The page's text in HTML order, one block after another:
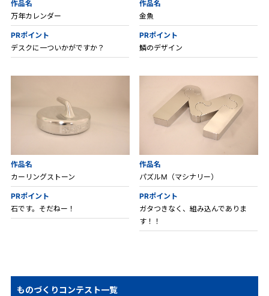
作品名
万年カレンダー
PRポイント
デスクに一ついかがですか？
作品名
金魚
PRポイント
鱗のデザイン
作品名
カーリングストーン
PRポイント
石です。そだねー！
作品名
パズルM（マシナリー）
PRポイント
ガタつきなく、組み込んでありま
す！！
ものづくりコンテスト一覧